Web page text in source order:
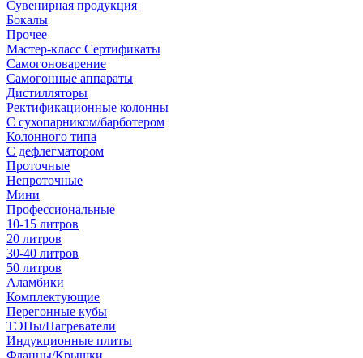
Сувенирная продукция
Бокалы
Прочее
Мастер-класс Сертификаты
Самогоноварение
Самогонные аппараты
Дистилляторы
Ректификационные колонны
С сухопарником/барботером
Колонного типа
С дефлегматором
Проточные
Непроточные
Мини
Профессиональные
10-15 литров
20 литров
30-40 литров
50 литров
Аламбики
Комплектующие
Перегонные кубы
ТЭНы/Нагреватели
Индукционные плиты
Фланцы/Крышки